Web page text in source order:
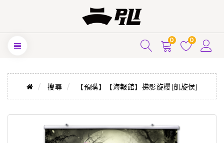
0 0
搜尋 【預購】【海報館】拂影旋櫻(凱旋侯)